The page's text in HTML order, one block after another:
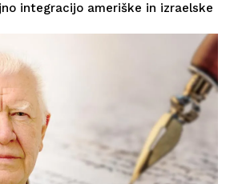
integracijo ameriške in izraelske